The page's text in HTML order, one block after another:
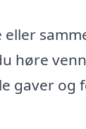
høre
gaver og